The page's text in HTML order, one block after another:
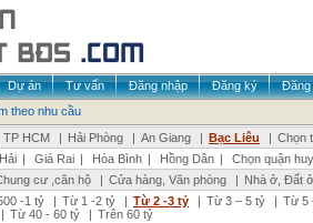
Dự án Tư vấn Đăng nhập Đăng ký
Đăng
theo nhu cầu
TP HCM | Hải Phòng | An Giang | Bạc Liêu | Chọn
| Giá Rai | Hòa Bình | Hồng Dân |
Chọn quận
cư ,căn hộ | Cửa hàng, Văn phòng | Nhà ở, Đất ở
-1 tỷ | Từ 1 -2 tỷ | Từ 2 -3 tỷ | Từ 3 – 5 tỷ | Từ 5
| Từ 40 - 60 tỷ | Trên 60 tỷ